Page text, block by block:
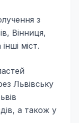
з
Вінниця,
міст.
Львівську
а також у